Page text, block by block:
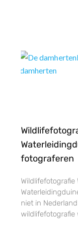
fotograferen
niet in
wildlifefotografie